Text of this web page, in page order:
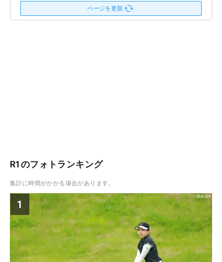
ページを更新
R1のフォトランキング
集計に時間がかかる場合があります。
1